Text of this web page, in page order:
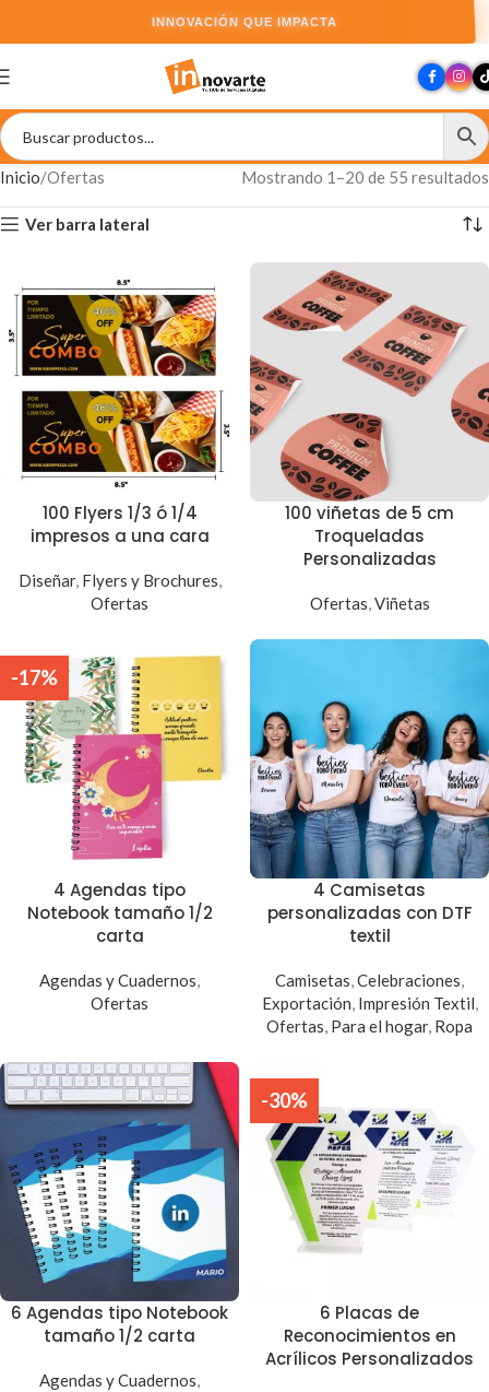
INNOVACIÓN QUE IMPACTA
Inicio Ofertas Mostrando 1–20 de 55 resultados
Ver barra lateral
100 Flyers 1/3 ó 1/4
impresos a una cara
Diseñar, Flyers y Brochures,
Ofertas
100 viñetas de 5 cm
Troqueladas
Personalizadas
Ofertas,Viñetas
-17%
4 Agendas tipo
Notebook tamaño 1/2
carta
Agendas y Cuadernos,
Ofertas
4 Camisetas
personalizadas con DTF
textil
Camisetas,Celebraciones,
Exportación, Impresión Textil,
Ofertas, Para el hogar, Ropa
6 Agendas tipo Notebook
tamaño 1/2 carta
Agendas y Cuadernos,
-30%
6 Placas de
Reconocimientos en
Acrílicos Personalizados